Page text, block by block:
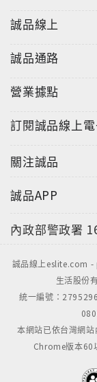
誠品線上
誠品通路
營業據點
訂閱誠品線上
關注誠品
誠品APP
內政部警政署
誠品線上eslite.com
生活股份
統一編號：
本網站已依台灣網
Chrome版本